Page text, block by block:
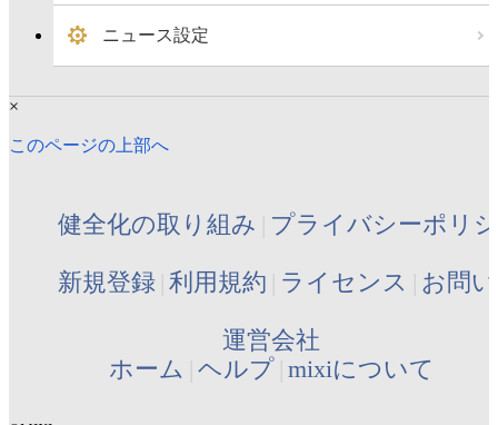
ニュース設定
×
このページの上部へ
健全化の取り組み プライバシーポリ
新規登録 利用規約 ライセンス お問
運営会社
ホーム ヘルプ mixiについて